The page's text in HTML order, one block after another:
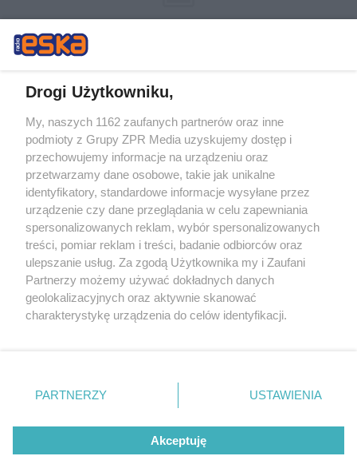
Żaden utwór zamieszczony w serwisie nie może być powielany i
rozpowszechniany lub dalej rozpowszechniany w jakikolwiek sposób (w
tym także elektroniczny lub mechaniczny) na jakimkolwiek polu
eksploatacji w jakiejkolwiek formie, włącznie z umieszczaniem w
Internecie bez pisemnej zgody właściciela praw. Jakiekolwiek użycie lub
wykorzystanie utworów w całości lub w części z naruszeniem prawa,
tzn. bez właściwej zgody, jest zabronione pod groźbą kary i może być
ścigane prawnie.
© 2026 Grupa ZPR Media
Drogi Użytkowniku,
My, naszych 1162 zaufanych partnerów oraz inne
podmioty z Grupy ZPR Media uzyskujemy dostęp i
przechowujemy informacje na urządzeniu oraz
przetwarzamy dane osobowe, takie jak unikalne
identyfikatory, standardowe informacje wysyłane przez
urządzenie czy dane przeglądania w celu zapewniania
spersonalizowanych reklam, wybór spersonalizowanych
treści, pomiar reklam i treści, badanie odbiorców oraz
ulepszanie usług. Za zgodą Użytkownika my i Zaufani
Partnerzy możemy używać dokładnych danych
geolokalizacyjnych oraz aktywnie skanować
charakterystykę urządzenia do celów identyfikacji.
zmienić/wycofać klikając przycisk ustawień prywatności
znajdujący się w lewym dolnym rogu strony
rodzaje przetwarzania danych nie wymagają zgody
użytkownika, ale masz prawo sprzeciwić się takiemu
PARTNERZY USTAWIENIA
Akceptuję